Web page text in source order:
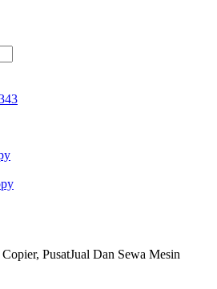
PusatJual Dan Sewa Mesin